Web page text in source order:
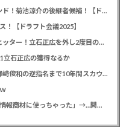
カープドラ3勝田成！近畿大163cmセカンド！菊池涼介の後継者候補！【ドラフト会議2025】
！【ドラフト会議2025】
カープドラ1平川蓮！187cmのスイッチヒッター！立石正広を外し2度目の重複も新井監督がクジを引き当てる！【ドラフト会議2025】
立石正広の獲得なるか
緒方孝市カープドラ3指名で青学出禁！澤﨑俊和の逆指名まで10年間スカウト出禁
【悲報】彼女「ごめん！俺くんの貯金、情報商材に使っちゃった」→…問い詰めたらギャン泣きされたんだが俺が悪いのか？